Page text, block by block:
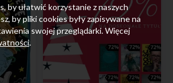
by ułatwić korzystanie z naszych
by pliki cookies były zapisywane na
swojej przeglądarki. Więcej
.